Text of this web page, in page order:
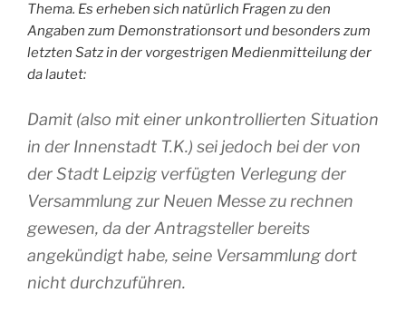
Thema. Es erheben sich natürlich Fragen zu den
Angaben zum Demonstrationsort und besonders zum
letzten Satz in der vorgestrigen Medienmitteilung der
da lautet:
Damit (also mit einer unkontrollierten Situation
in der Innenstadt T.K.) sei jedoch bei der von
der Stadt Leipzig verfügten Verlegung der
Versammlung zur Neuen Messe zu rechnen
gewesen, da der Antragsteller bereits
angekündigt habe, seine Versammlung dort
nicht durchzuführen.